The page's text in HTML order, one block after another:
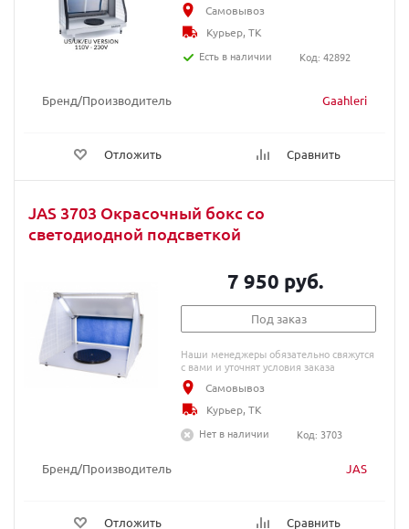
Бренд/Производитель Gaahleri
Отложить Сравнить
Самовывоз
Курьер, ТК
Есть в наличии
Код: 42892
JAS 3703 Окрасочный бокс со
светодиодной подсветкой
Бренд/Производитель JAS
Отложить Сравнить
7 950 руб.
Под заказ
Наши менеджеры обязательно свяжутся
с вами и уточнят условия заказа
Самовывоз
Курьер, ТК
Нет в наличии
Код: 3703